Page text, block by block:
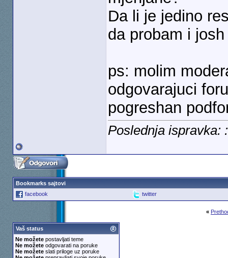
Da li je jedino
da probam i
ps: molim
odgovarajuci
pogreshan
Poslednja ispravka:
Bookmarks sajtovi
facebook
twitter
«
Vaš status
Ne možetepostavljati teme
Ne možeteodgovarati na poruke
Ne možeteslati priloge uz poruke